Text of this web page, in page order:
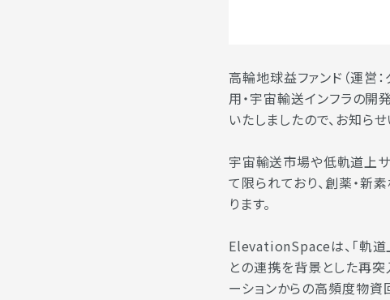
高輪地球益ファンド（運営
用・宇宙輸送インフラの
いたしましたので、お知らせ
宇宙輸送市場や低軌道上
て限られており、創薬・新
ります。
ElevationSpaceは、「軌道
との連携を背景とした再突
ーションからの高頻度物資